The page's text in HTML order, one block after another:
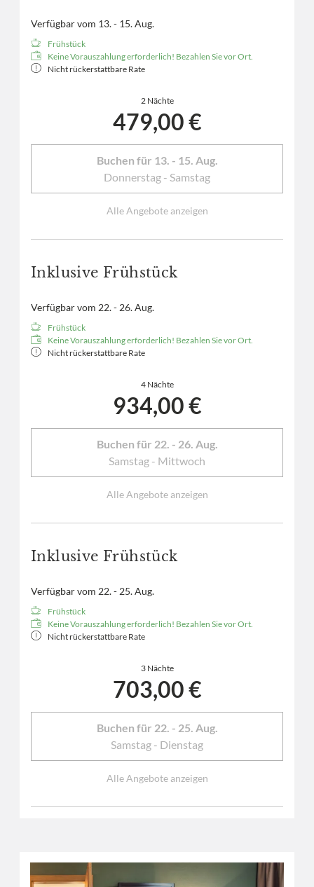
Verfügbar vom 13. - 15. Aug.
Frühstück
Keine Vorauszahlung erforderlich! Bezahlen Sie vor Ort.
Nicht rückerstattbare Rate
2 Nächte
479,00 €
Buchen für 13. - 15. Aug.
Donnerstag - Samstag
Alle Angebote anzeigen
Inklusive Frühstück
Verfügbar vom 22. - 26. Aug.
Frühstück
Keine Vorauszahlung erforderlich! Bezahlen Sie vor Ort.
Nicht rückerstattbare Rate
4 Nächte
934,00 €
Buchen für 22. - 26. Aug.
Samstag - Mittwoch
Alle Angebote anzeigen
Inklusive Frühstück
Verfügbar vom 22. - 25. Aug.
Frühstück
Keine Vorauszahlung erforderlich! Bezahlen Sie vor Ort.
Nicht rückerstattbare Rate
3 Nächte
703,00 €
Buchen für 22. - 25. Aug.
Samstag - Dienstag
Alle Angebote anzeigen